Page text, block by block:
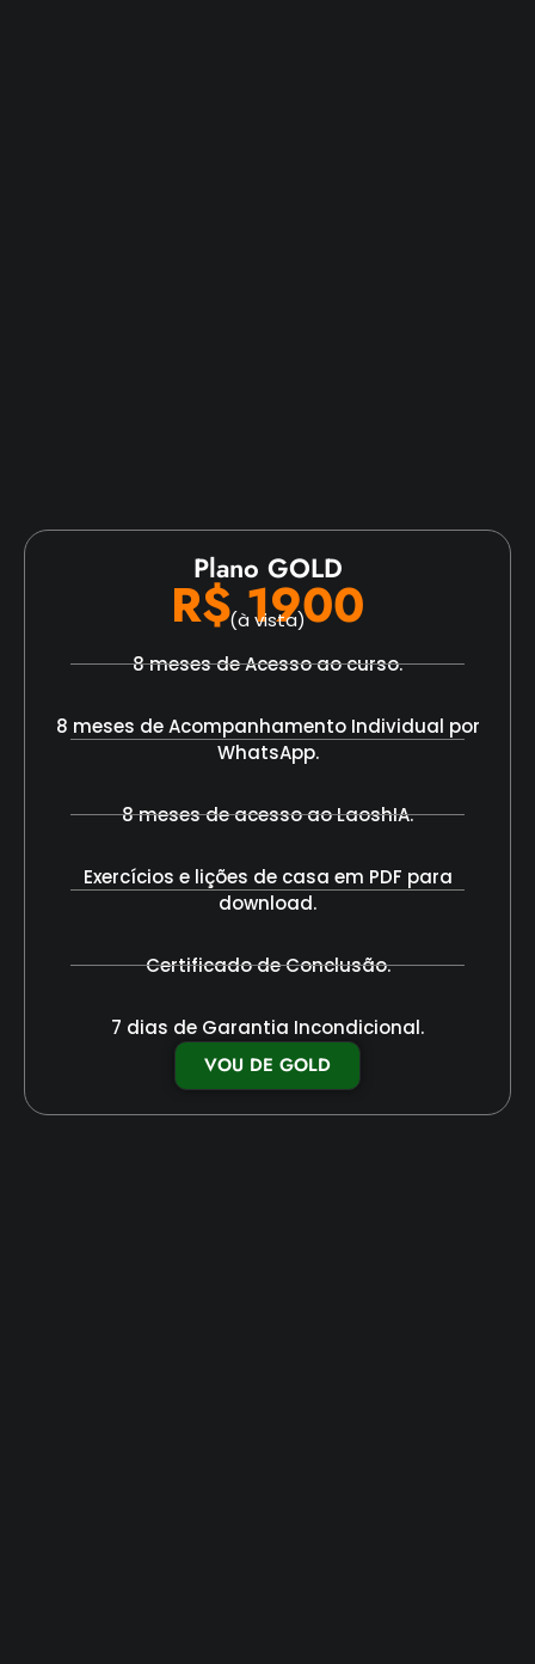
Plano GOLD
R$ 1900
(à vista)
8 meses de Acesso ao curso.
8 meses de Acompanhamento Individual por
WhatsApp.
8 meses de acesso ao LaoshIA.
Exercícios e lições de casa em PDF para
download.
Certificado de Conclusão.
7 dias de Garantia Incondicional.
VOU DE GOLD